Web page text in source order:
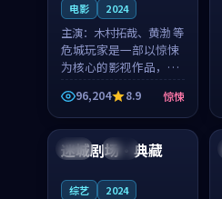
电影 2024
主演： 木村拓哉、黄渤 等
危城玩家是一部以惊悚
为核心的影视作品，围
绕危机、反转与人物成
长展开，整体节奏紧
凑，值得推荐观看。
96,204 8.9 惊悚
中国 完结
迷城剧场·典藏
综艺 2024